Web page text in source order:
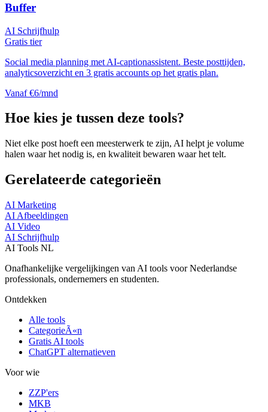
Buffer
AI Schrijfhulp
Gratis tier
Social media planning met AI-captionassistent. Beste posttijden,
analyticsoverzicht en 3 gratis accounts op het gratis plan.
Vanaf €6/mnd
Hoe kies je tussen deze tools?
Niet elke post hoeft een meesterwerk te zijn, AI helpt je volume
halen waar het nodig is, en kwaliteit bewaren waar het telt.
Gerelateerde categorieën
AI Marketing
AI Afbeeldingen
AI Video
AI Schrijfhulp
AI Tools NL
Onafhankelijke vergelijkingen van AI tools voor Nederlandse
professionals, ondernemers en studenten.
Ontdekken
Alle tools
CategorieÃ«n
Gratis AI tools
ChatGPT alternatieven
Voor wie
ZZP'ers
MKB